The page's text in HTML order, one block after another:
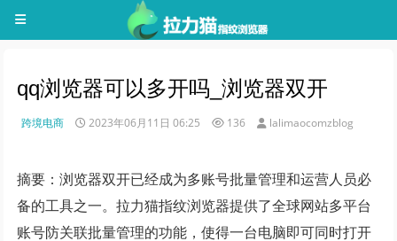
qq浏览器可以多开吗_浏览器双开
跨境电商 2023年06月11日 06:25 136 lalimaocomzblog
摘要：浏览器双开已经成为多账号批量管理和运营人员必
备的工具之一。拉力猫指纹浏览器提供了全球网站多平台
账号防关联批量管理的功能，使得一台电脑即可同时打开